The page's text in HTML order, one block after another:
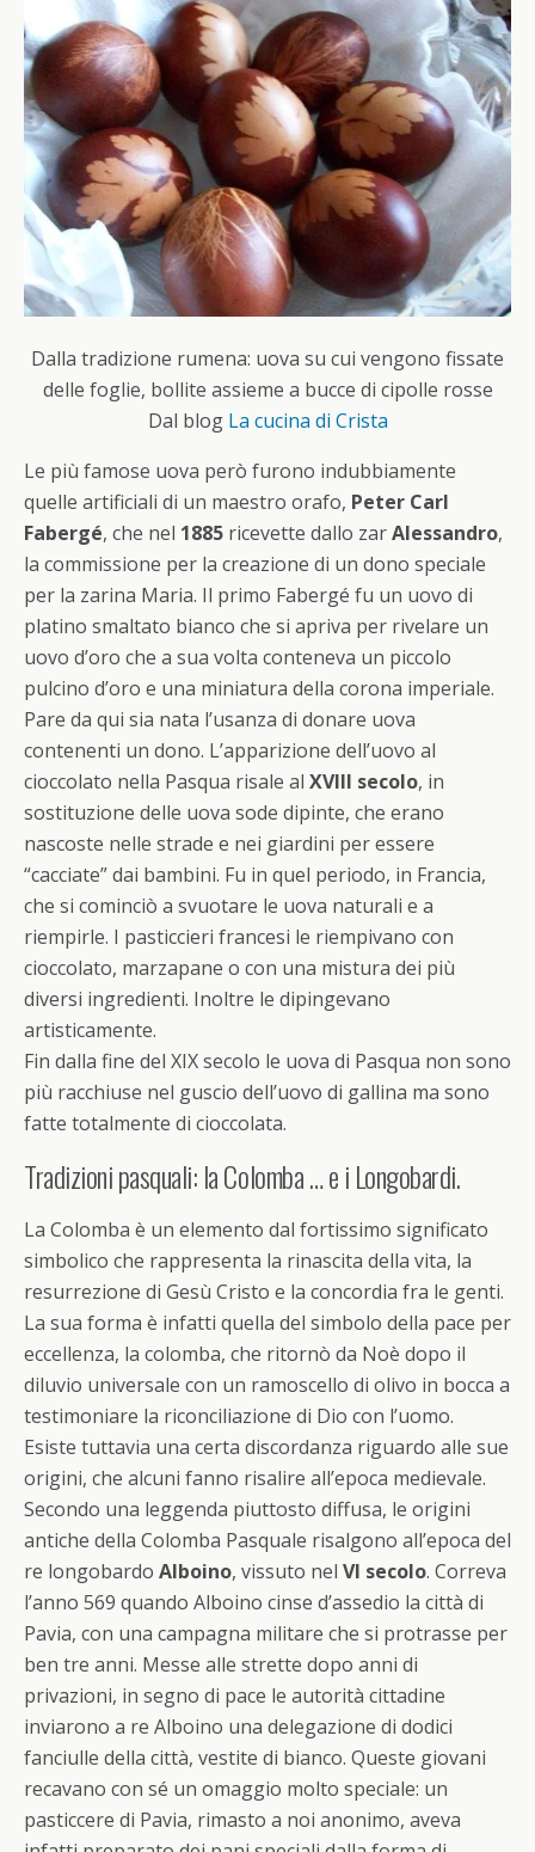
Dalla tradizione rumena: uova su cui vengono fissate
delle foglie, bollite assieme a bucce di cipolle rosse
Dal blog La cucina di Crista
Le più famose uova però furono indubbiamente
quelle artificiali di un maestro orafo, Peter Carl
Fabergé, che nel 1885 ricevette dallo zarAlessandro,
la commissione per la creazione di un dono speciale
per la zarina Maria. Il primo Fabergé fu un uovo di
platino smaltato bianco che si apriva per rivelare un
uovo d’oro che a sua volta conteneva un piccolo
pulcino d’oro e una miniatura della corona imperiale.
Pare da qui sia nata l’usanza di donare uova
contenenti un dono. L’apparizione dell’uovo al
cioccolato nella Pasqua risale al XVIII secolo, in
sostituzione delle uova sode dipinte, che erano
nascoste nelle strade e nei giardini per essere
“cacciate” dai bambini. Fu in quel periodo, in Francia,
che si cominciò a svuotare le uova naturali e a
riempirle. I pasticcieri francesi le riempivano con
cioccolato, marzapane o con una mistura dei più
diversi ingredienti. Inoltre le dipingevano
artisticamente.
Fin dalla fine del XIX secolo le uova di Pasqua non sono
più racchiuse nel guscio dell’uovo di gallina ma sono
fatte totalmente di cioccolata.
Tradizioni pasquali: laColomba… e i Longobardi.
La Colomba è un elemento dal fortissimo significato
simbolico che rappresenta la rinascita della vita, la
resurrezione di Gesù Cristo e la concordia fra le genti.
La sua forma è infatti quella del simbolo della pace per
eccellenza, la colomba, che ritornò da Noè dopo il
diluvio universale con un ramoscello di olivo in bocca a
testimoniare la riconciliazione di Dio con l’uomo.
Esiste tuttavia una certa discordanza riguardo alle sue
origini, che alcuni fanno risalire all’epoca medievale.
Secondo una leggenda piuttosto diffusa, le origini
antiche della Colomba Pasquale risalgono all’epoca del
re longobardo Alboino, vissuto nel VI secolo. Correva
l’anno 569 quando Alboino cinse d’assedio la città di
Pavia, con una campagna militare che si protrasse per
ben tre anni. Messe alle strette dopo anni di
privazioni, in segno di pace le autorità cittadine
inviarono a re Alboino una delegazione di dodici
fanciulle della città, vestite di bianco. Queste giovani
recavano con sé un omaggio molto speciale: un
pasticcere di Pavia, rimasto a noi anonimo, aveva